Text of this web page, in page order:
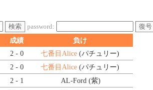
検索 password:
復号
成績 負け
2 - 0 七番目Alice (パチュリー)
2 - 0 七番目Alice (パチュリー)
2 - 1 AL-Ford (紫)